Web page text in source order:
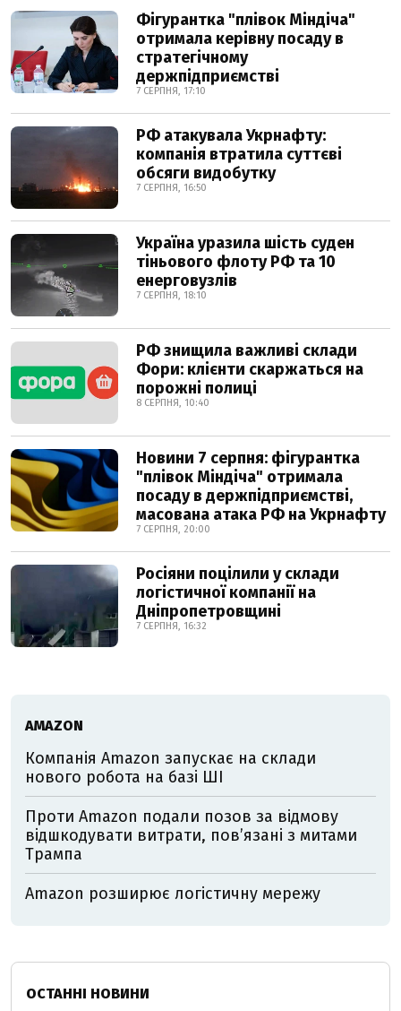
Фігурантка "плівок Міндіча"
отримала керівну посаду в
стратегічному
держпідприємстві
7 СЕРПНЯ, 17:10
РФ атакувала Укрнафту:
компанія втратила суттєві
обсяги видобутку
7 СЕРПНЯ, 16:50
Україна уразила шість суден
тіньового флоту РФ та 10
енерговузлів
7 СЕРПНЯ, 18:10
РФ знищила важливі склади
Фори: клієнти скаржаться на
порожні полиці
8 СЕРПНЯ, 10:40
Новини 7 серпня: фігурантка
"плівок Міндіча" отримала
посаду в держпідприємстві,
масована атака РФ на Укрнафту
7 СЕРПНЯ, 20:00
Росіяни поцілили у склади
логістичної компанії на
Дніпропетровщині
7 СЕРПНЯ, 16:32
AMAZON
Компанія Amazon запускає на склади
нового робота на базі ШІ
Проти Amazon подали позов за відмову
відшкодувати витрати, пов’язані з митами
Трампа
Amazon розширює логістичну мережу
ОСТАННІ НОВИНИ